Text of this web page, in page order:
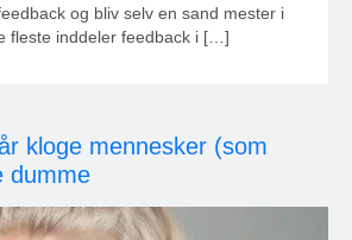
og bliv selv en sand mester i
fleste inddeler feedback i […]
kloge mennesker (som
dumme